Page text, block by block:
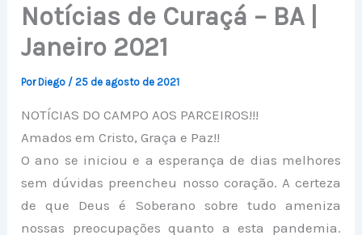
Notícias de Curaçá – BA |
Janeiro 2021
PorDiego /25 de agosto de 2021
NOTÍCIAS DO CAMPO AOS PARCEIROS!!!
Amados em Cristo, Graça e Paz!!
O ano se iniciou e a esperança de dias melhores
sem dúvidas preencheu nosso coração. A certeza
de que Deus é Soberano sobre tudo ameniza
nossas preocupações quanto a esta pandemia.